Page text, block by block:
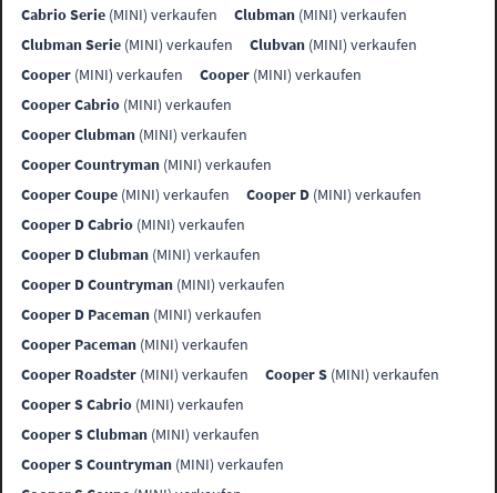
Cabrio Serie (MINI) verkaufen Clubman (MINI) verkaufen
Clubman Serie (MINI) verkaufen Clubvan (MINI) verkaufen
Cooper (MINI) verkaufen Cooper (MINI) verkaufen
Cooper Cabrio (MINI) verkaufen
Cooper Clubman (MINI) verkaufen
Cooper Countryman (MINI) verkaufen
Cooper Coupe (MINI) verkaufen Cooper D (MINI) verkaufen
Cooper D Cabrio (MINI) verkaufen
Cooper D Clubman (MINI) verkaufen
Cooper D Countryman (MINI) verkaufen
Cooper D Paceman (MINI) verkaufen
Cooper Paceman (MINI) verkaufen
Cooper Roadster (MINI) verkaufen Cooper S (MINI) verkaufen
Cooper S Cabrio (MINI) verkaufen
Cooper S Clubman (MINI) verkaufen
Cooper S Countryman (MINI) verkaufen